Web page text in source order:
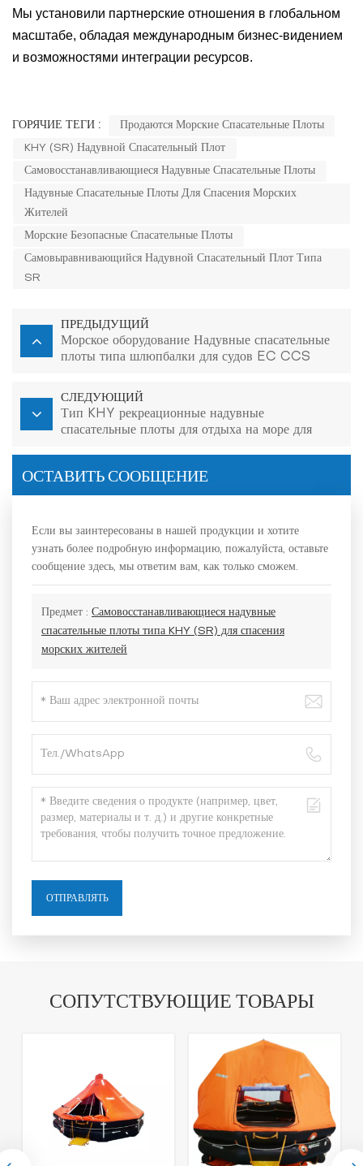
Мы установили партнерские отношения в глобальном
масштабе, обладая международным бизнес-видением
и возможностями интеграции ресурсов.
ГОРЯЧИЕ ТЕГИ : Продаются Морские Спасательные Плоты
KHY (SR) Надувной Спасательный Плот
Самовосстанавливающиеся Надувные Спасательные Плоты
Надувные Спасательные Плоты Для Спасения Морских
Жителей
Морские Безопасные Спасательные Плоты
Самовыравнивающийся Надувной Спасательный Плот Типа
SR
ПРЕДЫДУЩИЙ
Морское оборудование Надувные спасательные
плоты типа шлюпбалки для судов EC CCS
СЛЕДУЮЩИЙ
Тип KHY рекреационные надувные
спасательные плоты для отдыха на море для
ОСТАВИТЬ СООБЩЕНИЕ
Если вы заинтересованы в нашей продукции и хотите
узнать более подробную информацию, пожалуйста, оставьте
сообщение здесь, мы ответим вам, как только сможем.
Предмет : Самовосстанавливающиеся надувные
спасательные плоты типа KHY (SR) для спасения
морских жителей
ОТПРАВЛЯТЬ
СОПУТСТВУЮЩИЕ ТОВАРЫ